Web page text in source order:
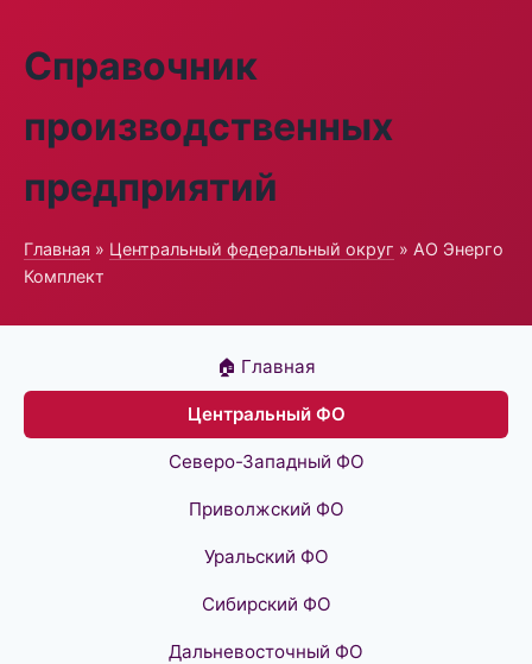
Справочник
производственных
предприятий
Главная » Центральный федеральный округ » АО Энерго
Комплект
🏠 Главная
Центральный ФО
Северо-Западный ФО
Приволжский ФО
Уральский ФО
Сибирский ФО
Дальневосточный ФО